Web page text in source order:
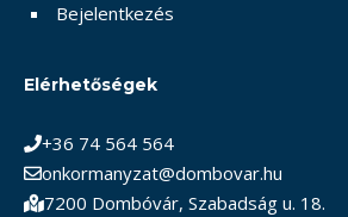
Bejelentkezés
Elérhetőségek
+36 74 564 564
onkormanyzat@dombovar.hu
7200 Dombóvár, Szabadság u. 18.